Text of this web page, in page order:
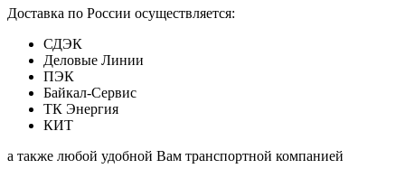
Доставка по России осуществляется:
СДЭК
Деловые Линии
ПЭК
Байкал-Сервис
ТК Энергия
КИТ
а также любой удобной Вам транспортной компанией